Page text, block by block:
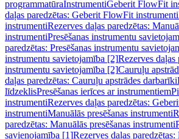
programmatūraInstrumentiGeberit FlowFit
daļas paredzētas: Geberit FlowFit instrumenti
instrumentiRezerves daļas paredzētas:
instrumentiPresēšanas instrumentu
paredzētas: Presēšanas instrumentu
instrumentu savietojamība [2]Rezerves daļas
instrumentu savietojamība [2]Cauruļu
daļas paredzētas: Cauruļu apstrādes darbarīki
līdzeklisPresēšanas ierīces ar instrumentiem
instrumentiRezerves daļas paredzētas:
instrumentiManuālās presēšanas instrumenti
paredzētas: Manuālās presēšanas instrumenti
savienojamība [1]Rezerves daļas paredzētas: